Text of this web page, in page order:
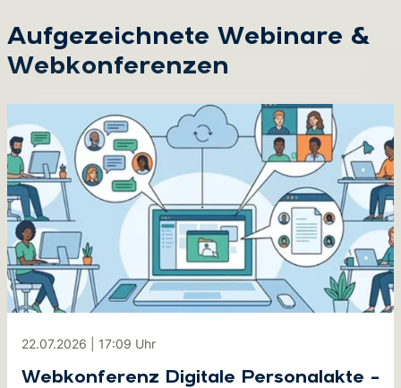
Aufgezeichnete Webinare &
Webkonferenzen
22.07.2026 17:09 Uhr
Webkonferenz Digitale Personalakte –